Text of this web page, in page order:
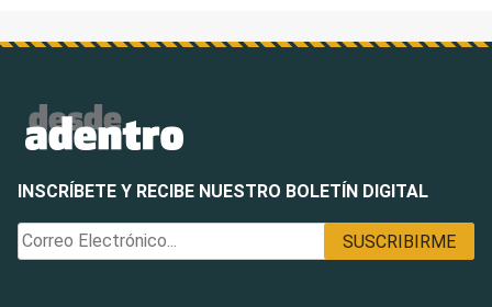
INSCRÍBETE Y RECIBE NUESTRO BOLETÍN DIGITAL